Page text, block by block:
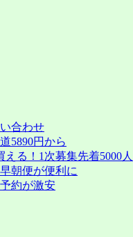
合わせ
5890円から
る！1次募集先着5000人
朝便が便利に
約が激安